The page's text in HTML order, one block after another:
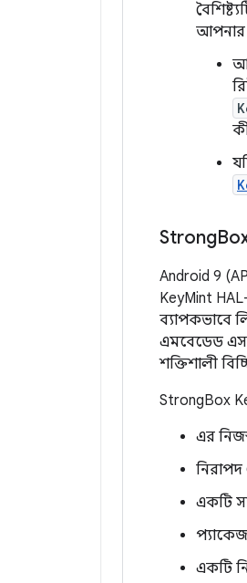
আপনার
Strong
Android 9
KeyMint
ব্যাপকভাবে
এমবেডেড
শক্তিশালী
StrongBox
এর
একটি
একটি